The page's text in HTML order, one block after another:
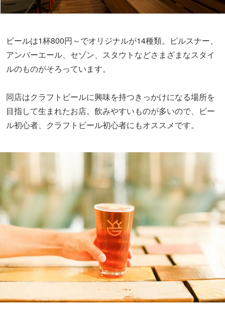
ビールは1杯800円～でオリジナルが14種類。ピルスナー、
アンバーエール、セゾン、スタウトなどさまざまなスタイ
ルのものがそろっています。
同店はクラフトビールに興味を持つきっかけになる場所を
目指して生まれたお店。飲みやすいものが多いので、ビー
ル初心者、クラフトビール初心者にもオススメです。